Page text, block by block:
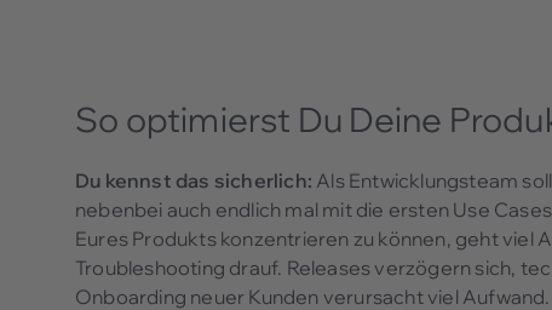
So optimierst Du Deine
Du kennst das sicherlich: Als Entwicklungsteam
nebenbei auch endlich mal mit die ersten Use
Eures Produkts konzentrieren zu können, geht viel
Troubleshooting drauf. Releases verzögern sich,
Onboarding neuer Kunden verursacht viel